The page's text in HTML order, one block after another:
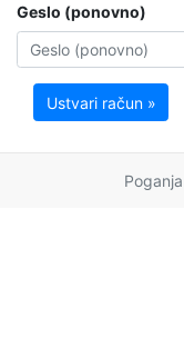
Geslo (ponovno)
Ustvari račun »
Poganja